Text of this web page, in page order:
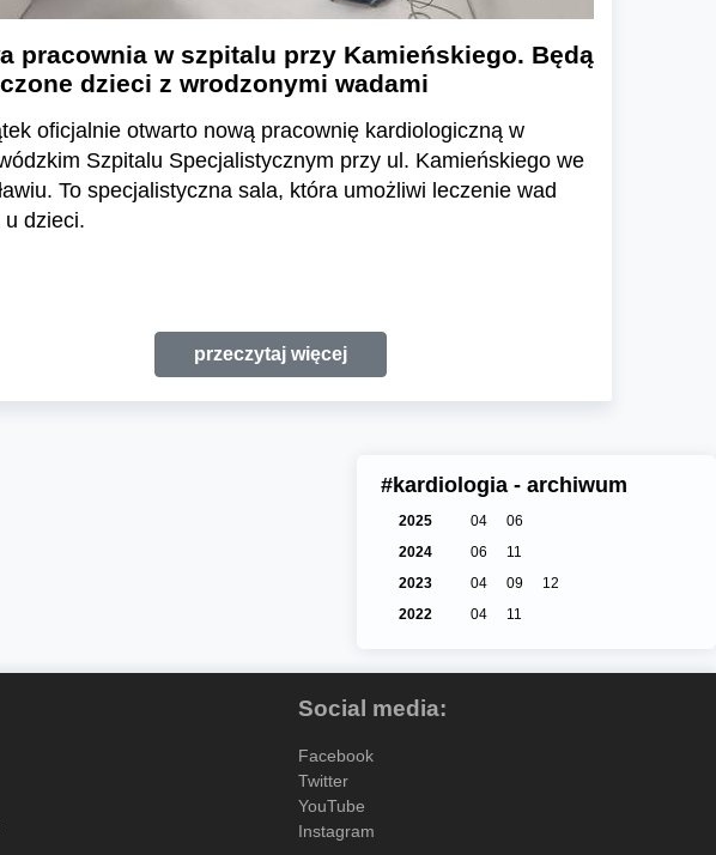
pracownia w szpitalu przy Kamieńskiego. Będą
dzieci z wrodzonymi wadami
oficjalnie otwarto nową pracownię kardiologiczną w
Szpitalu Specjalistycznym przy ul. Kamieńskiego we
To specjalistyczna sala, która umożliwi leczenie wad
u dzieci.
przeczytaj więcej
#kardiologia - archiwum
2025 04
06
2024
06
11
2023
04 09
12
2022
04 11
Social media:
Facebook
Twitter
YouTube
Instagram